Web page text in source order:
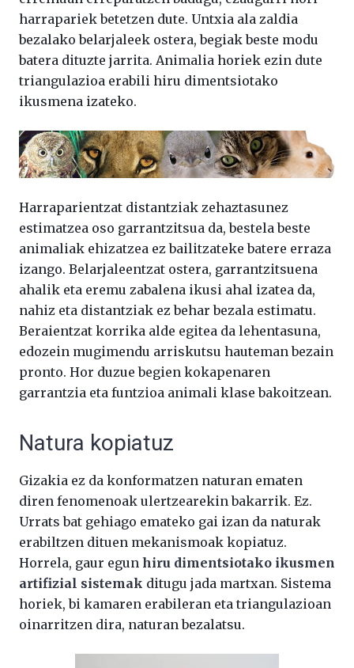
harrapariek betetzen dute. Untxia ala zaldia
bezalako belarjaleek ostera, begiak beste modu
batera dituzte jarrita. Animalia horiek ezin dute
triangulazioa erabili hiru dimentsiotako
ikusmena izateko.
Harraparientzat distantziak zehaztasunez
estimatzea oso garrantzitsua da, bestela beste
animaliak ehizatzea ez bailitzateke batere erraza
izango. Belarjaleentzat ostera, garrantzitsuena
ahalik eta eremu zabalena ikusi ahal izatea da,
nahiz eta distantziak ez behar bezala estimatu.
Beraientzat korrika alde egitea da lehentasuna,
edozein mugimendu arriskutsu hauteman bezain
pronto. Hor duzue begien kokapenaren
garrantzia eta funtzioa animali klase bakoitzean.
Natura kopiatuz
Gizakia ez da konformatzen naturan ematen
diren fenomenoak ulertzearekin bakarrik. Ez.
Urrats bat gehiago emateko gai izan da naturak
erabiltzen dituen mekanismoak kopiatuz.
Horrela, gaur egun hiru dimentsiotako ikusmen
artifizial sistemak ditugu jada martxan. Sistema
horiek, bi kamaren erabileran eta triangulazioan
oinarritzen dira, naturan bezalatsu.